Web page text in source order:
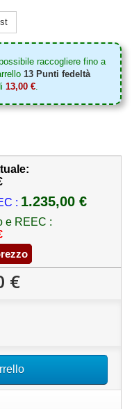
raccogliere fino a
13 Punti fedeltà
13,00 €.
: 1.235,00 €
e REEC :
€